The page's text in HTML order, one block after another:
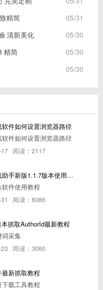
05/31
精简
05/30
清新美化
05/30
精简
05/30
件如何设置浏览器路径
件如何设置浏览器路径
阅读：2117
小红书笔记下载助手新版1.1.7版本使用教程
件使用教程
阅读：6086
抓取AuthorId最新教程
词采集
阅读：3060
新抓取教程
载工具教程